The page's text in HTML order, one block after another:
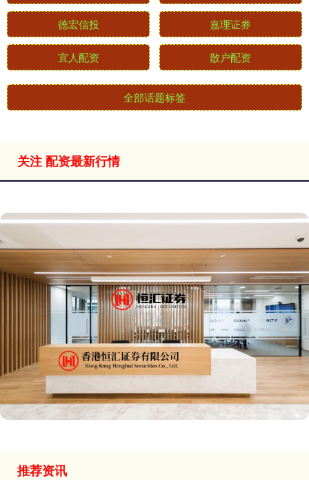
德宏信投 嘉理证券
宜人配资 散户配资
全部话题标签
关注 配资最新行情
推荐资讯